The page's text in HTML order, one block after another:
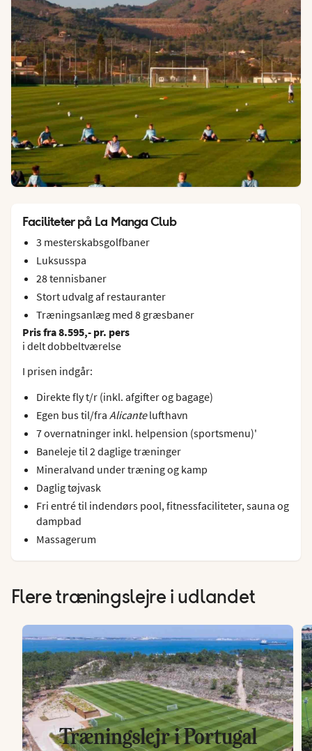
Faciliteter på La Manga Club
3 mesterskabsgolfbaner
Luksusspa
28 tennisbaner
Stort udvalg af restauranter
Træningsanlæg med 8 græsbaner
Pris fra 8.595,- pr. pers
i delt dobbeltværelse
I prisen indgår:
Direkte fly t/r (inkl. afgifter og bagage)
Egen bus til/fra Alicantelufthavn
7 overnatninger inkl. helpension (sportsmenu)'
Baneleje til 2 daglige træninger
Mineralvand under træning og kamp
Daglig tøjvask
Fri entré til indendørs pool, fitnessfaciliteter, sauna og
dampbad
Massagerum
Flere træningslejre i udlandet
Træningslejr i Portugal